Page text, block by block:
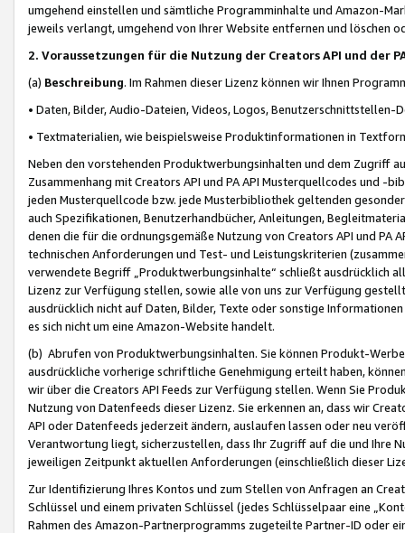
umgehend einstellen und sämtliche Programminhalte und Amazon-
jeweils verlangt, umgehend von Ihrer Website entfernen und löschen
2. Voraussetzungen für die Nutzung der Creators API und der
(a) Beschreibung. Im Rahmen dieser Lizenz können wir Ihnen
• Daten, Bilder, Audio-Dateien, Videos, Logos, Benutzerschnittstellen-
• Textmaterialien, wie beispielsweise Produktinformationen in
Neben den vorstehenden Produktwerbungsinhalten und dem Zugriff
Zusammenhang mit Creators API und PA API Musterquellcodes und
jeden Musterquellcode bzw. jede Musterbibliothek geltenden
auch Spezifikationen, Benutzerhandbücher, Anleitungen,
denen die für die ordnungsgemäße Nutzung von Creators API und PA
technischen Anforderungen und Test- und Leistungskriterien
verwendete Begriff „Produktwerbungsinhalte“ schließt ausdrücklich
Lizenz zur Verfügung stellen, sowie alle von uns zur Verfügung
ausdrücklich nicht auf Daten, Bilder, Texte oder sonstige
es sich nicht um eine Amazon-Website handelt.
(b) Abrufen von Produktwerbungsinhalten. Sie können Produkt-
ausdrückliche vorherige schriftliche Genehmigung erteilt haben,
wir über die Creators API Feeds zur Verfügung stellen. Wenn Sie
Nutzung von Datenfeeds dieser Lizenz. Sie erkennen an, dass wir
API oder Datenfeeds jederzeit ändern, auslaufen lassen oder neu
Verantwortung liegt, sicherzustellen, dass Ihr Zugriff auf die und Ihre
jeweiligen Zeitpunkt aktuellen Anforderungen (einschließlich dieser
Zur Identifizierung Ihres Kontos und zum Stellen von Anfragen an
Schlüssel und einem privaten Schlüssel (jedes Schlüsselpaar eine
Rahmen des Amazon-Partnerprogramms zugeteilte Partner-ID oder